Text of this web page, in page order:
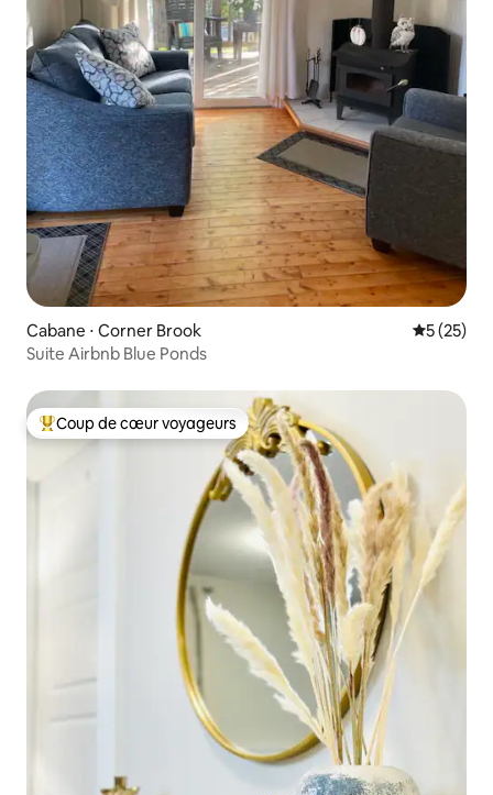
Cabane ⋅ Corner Brook
5 (25)
Suite Airbnb Blue Ponds
Coups de cœur voyageurs les plus appréciés
Coup de cœur voyageurs